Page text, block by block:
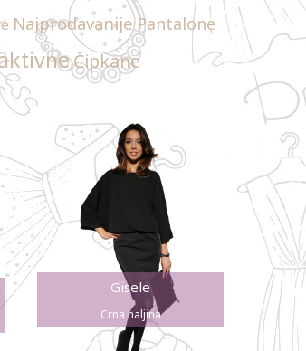
Najprodavanije Pantalone
Čipkane
Gisele
Crna haljina